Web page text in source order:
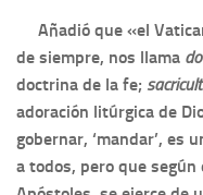
Añadió que «el
de siempre, nos llama
doctrina de la fe;
adoración litúrgica de
gobernar, ‘mandar’, es
a todos, pero que según